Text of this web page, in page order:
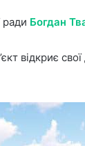
ради Богдан
відкриє